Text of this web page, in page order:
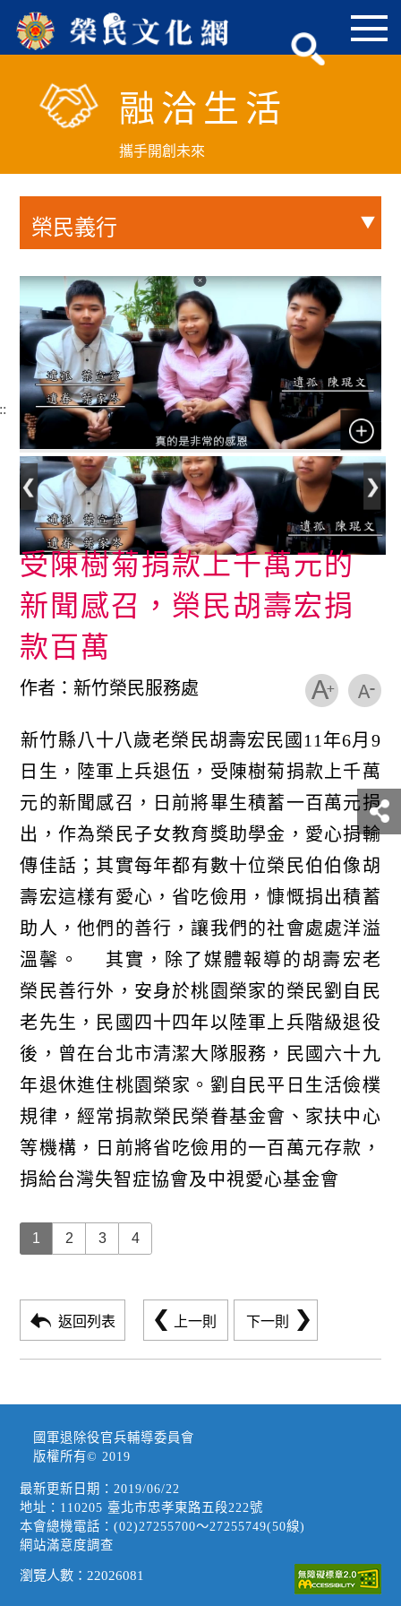
主
融洽生活
攜手開創未來
榮民義行
受陳樹菊捐款上千萬元的
新聞感召，榮民胡壽宏捐
款百萬
作者：新竹榮民服務處
新竹縣八十八歲老榮民胡壽宏民國11年6月9
日生，陸軍上兵退伍，受陳樹菊捐款上千萬
元的新聞感召，日前將畢生積蓄一百萬元捐
出，作為榮民子女教育獎助學金，愛心捐輸
傳佳話；其實每年都有數十位榮民伯伯像胡
壽宏這樣有愛心，省吃儉用，慷慨捐出積蓄
助人，他們的善行，讓我們的社會處處洋溢
溫馨。 其實，除了媒體報導的胡壽宏老
榮民善行外，安身於桃園榮家的榮民劉自民
老先生，民國四十四年以陸軍上兵階級退役
後，曾在台北市清潔大隊服務，民國六十九
年退休進住桃園榮家。劉自民平日生活儉樸
規律，經常捐款榮民榮眷基金會、家扶中心
等機構，日前將省吃儉用的一百萬元存款，
捐給台灣失智症協會及中視愛心基金會
1 2 3 4
返回列表 上一則 下一則
國軍退除役官兵輔導委員會
版權所有© 2019
最新更新日期：2019/06/22
地址：110205 臺北市忠孝東路五段222號
本會總機電話：(02)27255700～27255749(50線)
網站滿意度調查
瀏覽人數： 22026081